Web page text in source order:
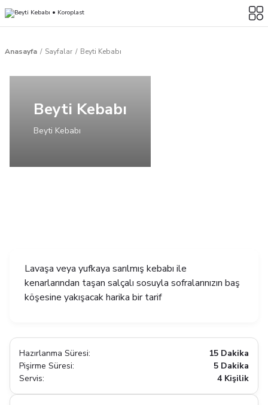
Anasayfa Sayfalar Beyti Kebabı
Beyti Kebabı
Beyti Kebabı
Lavaşa veya yufkaya sarılmış kebabı ile
kenarlarından taşan salçalı sosuyla sofralarınızın baş
köşesine yakışacak harika bir tarif
Hazırlanma Süresi:
15 Dakika
Pişirme Süresi:
5 Dakika
Servis:
4 Kişilik